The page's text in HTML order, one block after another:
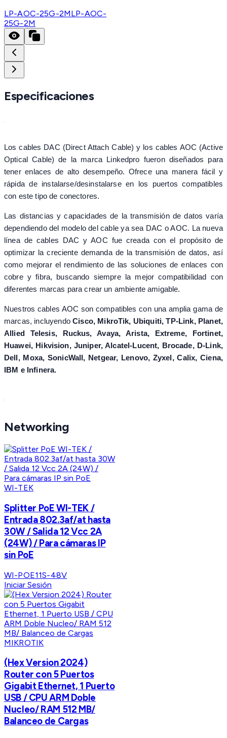
LP-AOC-25G-2MLP-AOC-
25G-2M
Especificaciones
Los cables DAC (Direct Attach Cable) y los cables AOC (Active
Optical Cable) de la marca Linkedpro fueron diseñados para
tener enlaces de alto desempeño. Ofrece una manera fácil y
rápida de instalarse/desinstalarse en los puertos compatibles
con este tipo de conectores.
Las distancias y capacidades de la transmisión de datos varía
dependiendo del modelo del cable ya sea DAC o AOC. La nueva
línea de cables DAC y AOC fue creada con el propósito de
optimizar la creciente demanda de la transmisión de datos, así
como mejorar el rendimiento de las soluciones de enlaces con
cobre y fibra, buscando siempre la mejor compatibilidad con
diferentes marcas para crear un ambiente amigable.
Nuestros cables AOC son compatibles con una amplia gama de
marcas, incluyendoCisco, MikroTik, Ubiquiti, TP-Link, Planet,
Allied Telesis, Ruckus, Avaya, Arista, Extreme, Fortinet,
Huawei, Hikvision, Juniper, Alcatel-Lucent, Brocade, D-Link,
Dell, Moxa, SonicWall, Netgear, Lenovo, Zyxel, Calix, Ciena,
IBM e Infinera.
Networking
WI-TEK
Splitter PoE WI-TEK /
Entrada 802.3af/at hasta
30W / Salida 12 Vcc 2A
(24W) / Para cámaras IP
sin PoE
WI-POE11S-48V
Iniciar Sesión
MIKROTIK
(Hex Version 2024)
Router con 5 Puertos
Gigabit Ethernet, 1 Puerto
USB / CPU ARM Doble
Nucleo/ RAM 512 MB/
Balanceo de Cargas